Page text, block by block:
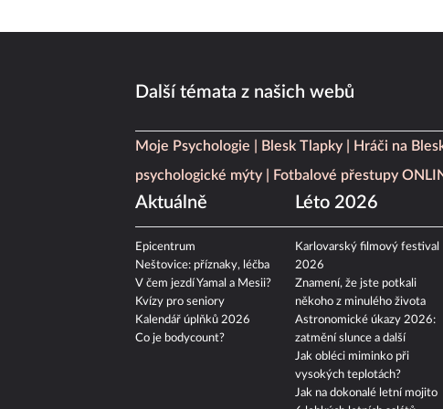
Další témata z našich webů
Moje Psychologie Blesk Tlapky Hráči na
psychologické mýty
Fotbalové přestupy
Aktuálně
Epicentrum
Neštovice: příznaky, léčba
V čem jezdí Yamal a Mesii?
Kvízy pro seniory
Kalendář úplňků 2026
Co je bodycount?
Léto 2026
Karlovarský filmový festival
2026
Znamení, že jste potkali
někoho z minulého života
Astronomické úkazy 2026:
zatmění slunce a další
Jak obléci miminko při
vysokých teplotách?
Jak na dokonalé letní mojito